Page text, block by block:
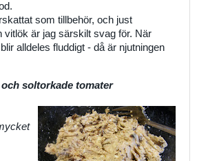
som tillbehör, och just
vitlök är jag särskilt svag för. När
alldeles fluddigt - då är njutningen
soltorkade tomater